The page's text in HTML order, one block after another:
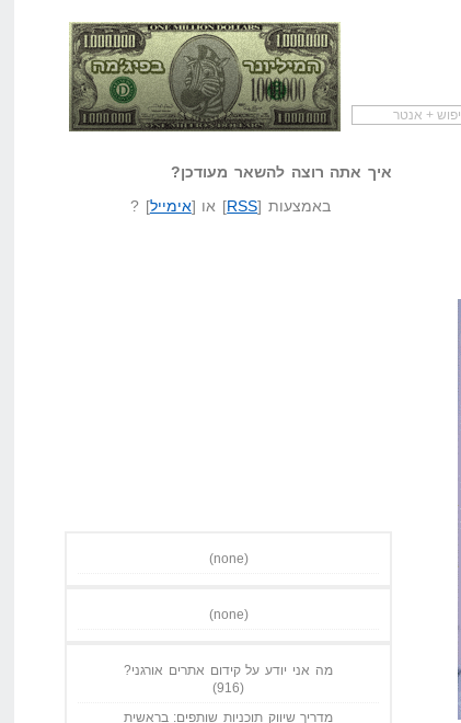
שאל שאלה המיליונר בפיג'מה שיווק שותפיםאיך אתה רוצה להשאר מעודכן?
באמצעות [RSS] או [אימייל] ?
(none)
(none)
מה אני יודע על קידום אתרים אורגני?
(916)
מדריך שיווק תוכניות שותפים: בראשית